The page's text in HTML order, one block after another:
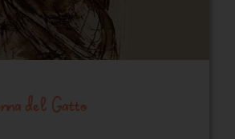
del Gatto